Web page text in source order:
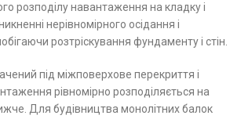
розподілу навантаження на кладку і
нерівномірного осідання і
розтріскування фундаменту і стін.
під міжповерхове перекриття і
рівномірно розподіляється на
Для будівництва монолітних балок